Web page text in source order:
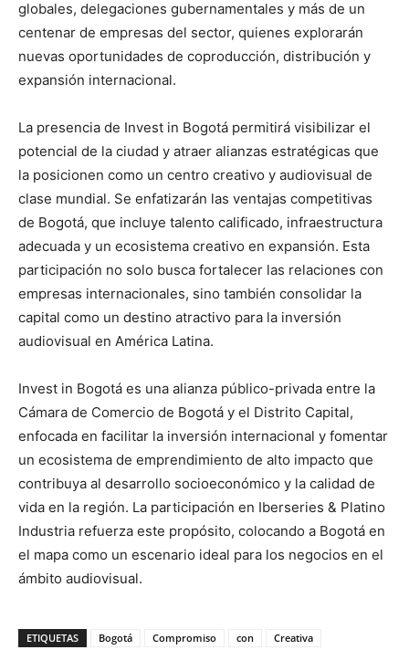
globales, delegaciones gubernamentales y más de un
centenar de empresas del sector, quienes explorarán
nuevas oportunidades de coproducción, distribución y
expansión internacional.
La presencia de Invest in Bogotá permitirá visibilizar el
potencial de la ciudad y atraer alianzas estratégicas que
la posicionen como un centro creativo y audiovisual de
clase mundial. Se enfatizarán las ventajas competitivas
de Bogotá, que incluye talento calificado, infraestructura
adecuada y un ecosistema creativo en expansión. Esta
participación no solo busca fortalecer las relaciones con
empresas internacionales, sino también consolidar la
capital como un destino atractivo para la inversión
audiovisual en América Latina.
Invest in Bogotá es una alianza público-privada entre la
Cámara de Comercio de Bogotá y el Distrito Capital,
enfocada en facilitar la inversión internacional y fomentar
un ecosistema de emprendimiento de alto impacto que
contribuya al desarrollo socioeconómico y la calidad de
vida en la región. La participación en Iberseries & Platino
Industria refuerza este propósito, colocando a Bogotá en
el mapa como un escenario ideal para los negocios en el
ámbito audiovisual.
ETIQUETAS Bogotá Compromiso con
Creativa